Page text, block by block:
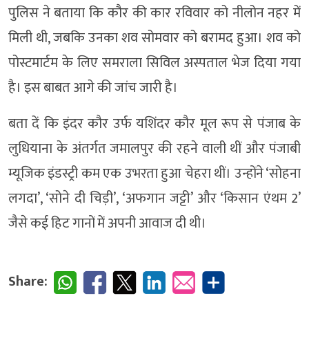
पुलिस ने बताया कि कौर की कार रविवार को नीलोन नहर में
मिली थी, जबकि उनका शव सोमवार को बरामद हुआ। शव को
पोस्टमार्टम के लिए समराला सिविल अस्पताल भेज दिया गया
है। इस बाबत आगे की जांच जारी है।
बता दें कि इंदर कौर उर्फ यशिंदर कौर मूल रूप से पंजाब के
लुधियाना के अंतर्गत जमालपुर की रहने वाली थीं और पंजाबी
म्यूजिक इंडस्ट्री कम एक उभरता हुआ चेहरा थीं। उन्होंने ‘सोहना
लगदा’, ‘सोने दी चिड़ी’, ‘अफगान जट्टी’ और ‘किसान एंथम 2’
जैसे कई हिट गानों में अपनी आवाज दी थी।
Share: